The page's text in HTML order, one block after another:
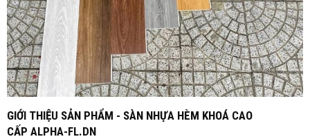
GIỚI THIỆU SẢN PHẨM - SÀN NHỰA HÈM KHOÁ CAO
CẤP ALPHA-FL.DN